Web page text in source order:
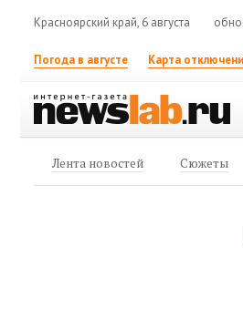
Красноярский край, 6 августа
Погода в августе Карта
Лента новостей Сюжеты